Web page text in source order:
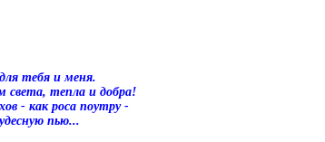
тебя и меня.
света, тепла и добра!
- как роса поутру -
пью...